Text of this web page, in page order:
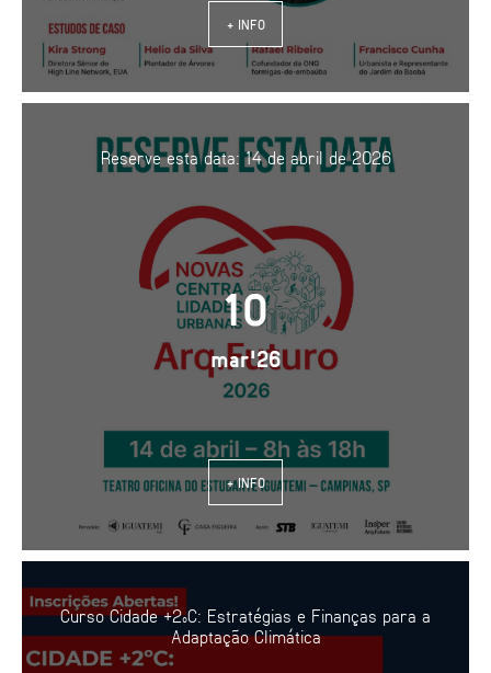
+ INFO
Reserve esta data: 14 de abril de 2026
10
mar'26
+ INFO
Curso Cidade +2ºC: Estratégias e Finanças para a
Adaptação Climática